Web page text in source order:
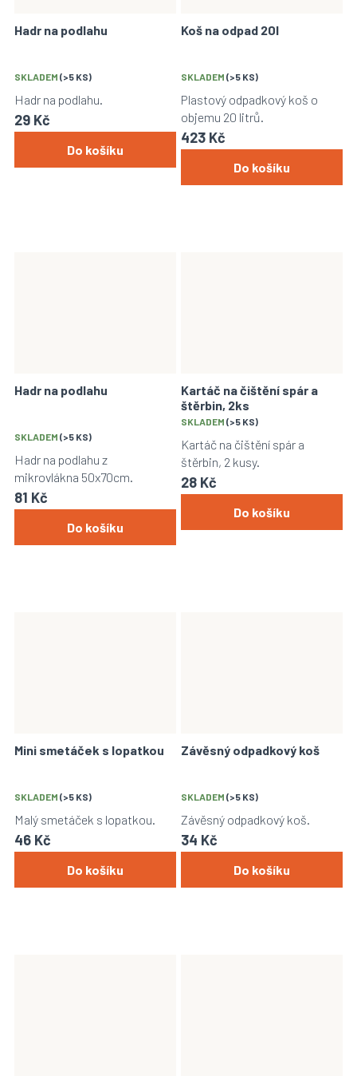
Hadr na podlahu
SKLADEM (>5 KS)
29 Kč
Do košíku
Hadr na podlahu.
Koš na odpad 20l
SKLADEM (>5 KS)
423 Kč
Do košíku
Plastový odpadkový koš o
objemu 20 litrů.
Hadr na podlahu
SKLADEM (>5 KS)
81 Kč
Do košíku
Hadr na podlahu z
mikrovlákna 50x70cm.
Kartáč na čištění spár a
štěrbin, 2ks
Průměrné
hodnocení
produktu
je
5,0
z
hvězdiček.
SKLADEM (>5 KS)
28 Kč
Do košíku
Kartáč na čištění spár a
štěrbin, 2 kusy.
Mini smetáček s lopatkou
SKLADEM (>5 KS)
46 Kč
Do košíku
Malý smetáček s lopatkou.
Závěsný odpadkový koš
SKLADEM (>5 KS)
34 Kč
Do košíku
Závěsný odpadkový koš.